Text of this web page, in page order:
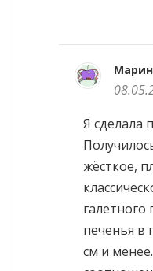
Я сделала
жёсткое,
печенья в
см и